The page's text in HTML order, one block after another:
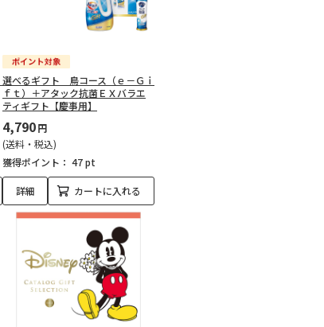
選べるギフト 鳥コース（ｅ－Ｇｉ
ｆｔ）＋アタック抗菌ＥＸバラエ
ティギフト【慶事用】
4,790円
(送料・税込)
獲得ポイント： 47 pt
詳細 カートに入れる